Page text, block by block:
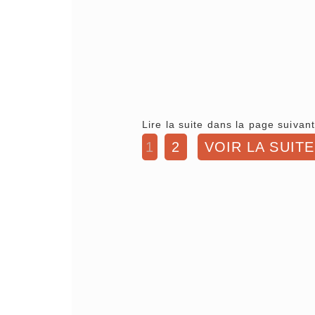
Lire la suite dans la page
1 2 VOIR LA SUITE